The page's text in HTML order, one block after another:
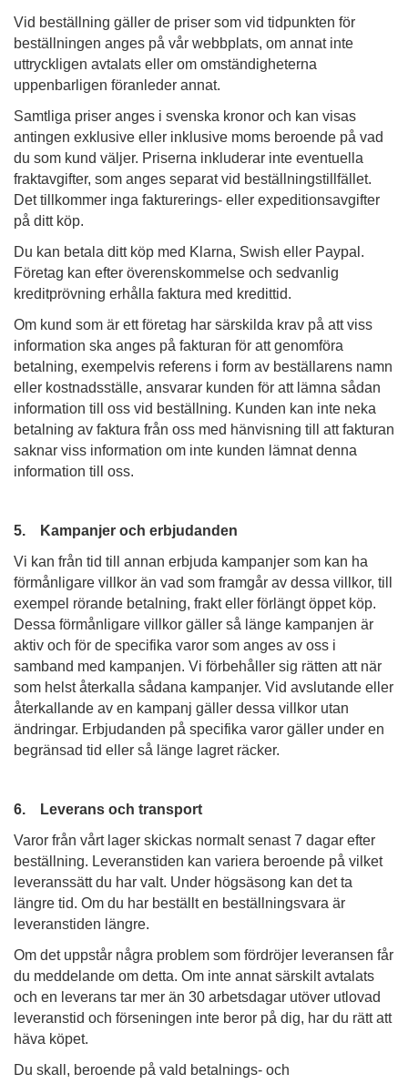
Vid beställning gäller de priser som vid tidpunkten för
beställningen anges på vår webbplats, om annat inte
uttryckligen avtalats eller om omständigheterna
uppenbarligen föranleder annat.
Samtliga priser anges i svenska kronor och kan visas
antingen exklusive eller inklusive moms beroende på vad
du som kund väljer. Priserna inkluderar inte eventuella
fraktavgifter, som anges separat vid beställningstillfället.
Det tillkommer inga fakturerings- eller expeditionsavgifter
på ditt köp.
Du kan betala ditt köp med Klarna, Swish eller Paypal.
Företag kan efter överenskommelse och sedvanlig
kreditprövning erhålla faktura med kredittid.
Om kund som är ett företag har särskilda krav på att viss
information ska anges på fakturan för att genomföra
betalning, exempelvis referens i form av beställarens namn
eller kostnadsställe, ansvarar kunden för att lämna sådan
information till oss vid beställning. Kunden kan inte neka
betalning av faktura från oss med hänvisning till att fakturan
saknar viss information om inte kunden lämnat denna
information till oss.
5. Kampanjer och erbjudanden
Vi kan från tid till annan erbjuda kampanjer som kan ha
förmånligare villkor än vad som framgår av dessa villkor, till
exempel rörande betalning, frakt eller förlängt öppet köp.
Dessa förmånligare villkor gäller så länge kampanjen är
aktiv och för de specifika varor som anges av oss i
samband med kampanjen. Vi förbehåller sig rätten att när
som helst återkalla sådana kampanjer. Vid avslutande eller
återkallande av en kampanj gäller dessa villkor utan
ändringar. Erbjudanden på specifika varor gäller under en
begränsad tid eller så länge lagret räcker.
6. Leverans och transport
Varor från vårt lager skickas normalt senast 7 dagar efter
beställning. Leveranstiden kan variera beroende på vilket
leveranssätt du har valt. Under högsäsong kan det ta
längre tid. Om du har beställt en beställningsvara är
leveranstiden längre.
Om det uppstår några problem som fördröjer leveransen får
du meddelande om detta. Om inte annat särskilt avtalats
och en leverans tar mer än 30 arbetsdagar utöver utlovad
leveranstid och förseningen inte beror på dig, har du rätt att
häva köpet.
Du skall, beroende på vald betalnings- och